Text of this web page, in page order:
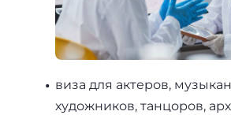
виза для актеров,
художников, танцоров,